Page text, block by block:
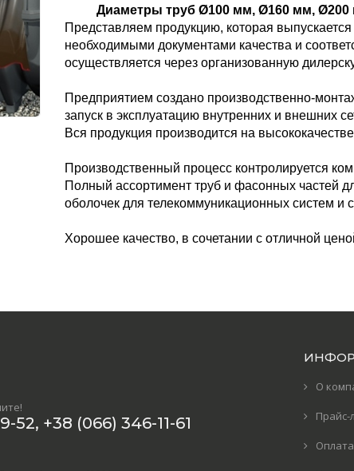
Диаметры труб Ø100 мм, Ø160 мм,
Представляем продукцию, которая
необходимыми документами качества и
осуществляется через организованную
Предприятием создано производственно-
запуск в эксплуатацию внутренних и внешних
Вся продукция производится на
Производственный процесс контролируется
Полный ассортимент труб и фасонных частей
оболочек для телекоммуникационных систем и
Хорошее качество, в сочетании с отличной
52, +38 (066) 346-11-61
О
Прайс-